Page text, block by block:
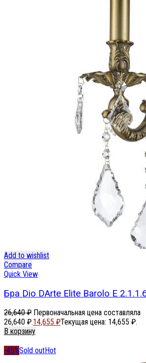
Add to wishlist
Compare
Quick View
Бра Dio DArte Elite Barolo E
26,640₽ Первоначальная цена составляла
26,640 ₽.14,655 ₽Текущая цена: 14,655 ₽.
В корзину
-45%Sold outHot